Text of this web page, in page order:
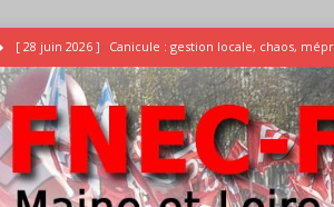
[ 28 juin 2026 ] Canicule : gestion locale, chaos,
INTEMPÉRIES
[ 25 juin 2026 ] Enquête Températures et condition
[ 17 juillet 2026 ] Rassemblement pour la Libération
18 juillet à Angers INTERPROFESSIONNEL